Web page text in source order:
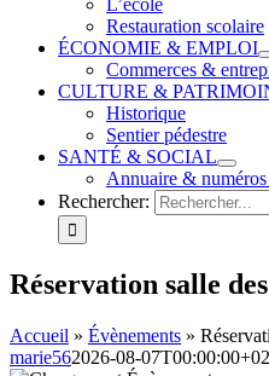
L’école
Restauration scolaire
ÉCONOMIE & EMPLOI
Commerces &
CULTURE &
Historique
Sentier pédestre
SANTÉ & SOCIAL
Annuaire & numéros
Rechercher:
Réservation salle
Accueil » Évènements »
marie562026-08-